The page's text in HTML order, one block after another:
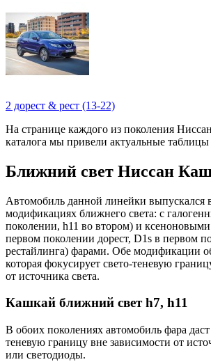
2 дорест & рест (13-22)
На странице каждого из поколения
каталога мы привели актуальные
Ближний свет Ниссан
Автомобиль данной линейки выпускался
модификациях ближнего света: с
поколении, h11 во втором) и
первом поколении дорест, D1s в первом
рестайлинга) фарами. Обе модификации
которая фокусирует свето-теневую
от источника света.
Кашкай ближний свет h7, h11
В обоих поколениях автомобиль фара
теневую границу вне зависимости от
или светодиоды.